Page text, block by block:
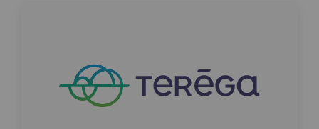
Espace pédagogique
2050 : un monde d’énergies